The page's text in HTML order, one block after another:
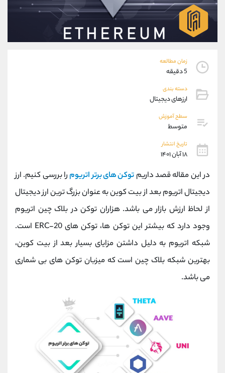
زمان مطالعه
5 دقیقه
دسته بندی
ارزهای دیجیتال
سطح آموزش
متوسط
تاریخ انتشار
۱۸ آبان ۱۴۰۱
در این مقاله قصد داریم توکن های برتر اتریومرا بررسی کنیم. ارز
دیجیتال اتریوم بعد از بیت کوین به عنوان بزرگ ترین ارز دیجیتال
از لحاظ ارزش بازار می باشد. هزاران توکن در بلاک چین اتریوم
وجود دارد که بیشتر این توکن ها، توکن های ERC-20 است.
شبکه اتریوم به دلیل داشتن مزایای بسیار بعد از بیت کوین،
بهترین شبکه بلاک چین است که میزبان توکن های بی شماری
می باشد.
09101364784
واتساپ شروع گفتگو
تلگرام @Armteam_admin_104
104
پشتیبان فروش
واتساپ
داخلی
اطلاعات تماس (دفتر فروش)
تلفن 021-22021040
بدون پیش شماره 90001030
@alireza.mehrabii
کانال تلگرام @alirezamehrabi_com
کانال بله @alirezamehrabi_official